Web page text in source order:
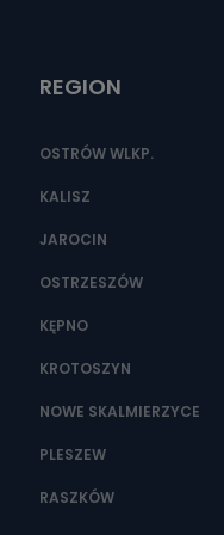
REGION
OSTRÓW WLKP.
KALISZ
JAROCIN
OSTRZESZÓW
KĘPNO
KROTOSZYN
NOWE SKALMIERZYCE
PLESZEW
RASZKÓW